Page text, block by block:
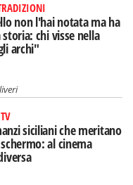
non l'hai notata ma ha
chi visse nella
archi"
siciliani che meritano
al cinema